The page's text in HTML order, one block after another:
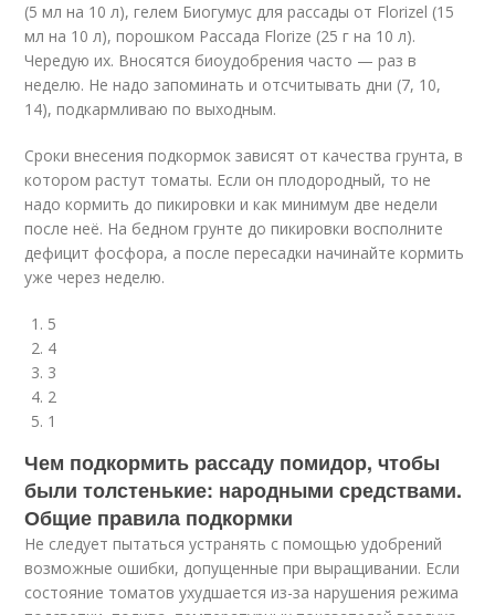
(5 мл на 10 л), гелем Биогумус для рассады от Florizel (15
мл на 10 л), порошком Рассада Florize (25 г на 10 л).
Чередую их. Вносятся биоудобрения часто — раз в
неделю. Не надо запоминать и отсчитывать дни (7, 10,
14), подкармливаю по выходным.
Сроки внесения подкормок зависят от качества грунта, в
котором растут томаты. Если он плодородный, то не
надо кормить до пикировки и как минимум две недели
после неё. На бедном грунте до пикировки восполните
дефицит фосфора, а после пересадки начинайте кормить
уже через неделю.
5
4
3
2
1
Чем подкормить рассаду помидор, чтобы
были толстенькие: народными средствами.
Общие правила подкормки
Не следует пытаться устранять с помощью удобрений
возможные ошибки, допущенные при выращивании. Если
состояние томатов ухудшается из-за нарушения режима